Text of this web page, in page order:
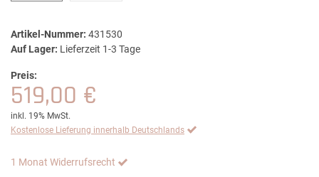
Artikel-Nummer: 431530
Auf Lager: Lieferzeit 1-3 Tage
Preis:
519,00 €
inkl. 19% MwSt.
Kostenlose Lieferung innerhalb Deutschlands
1 Monat Widerrufsrecht